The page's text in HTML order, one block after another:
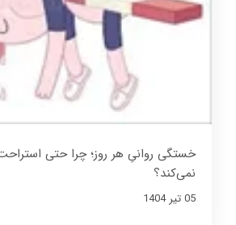
خستگی روانیِ هر روز؛ چرا حتی
نمی‌کند؟
05 تير 1404